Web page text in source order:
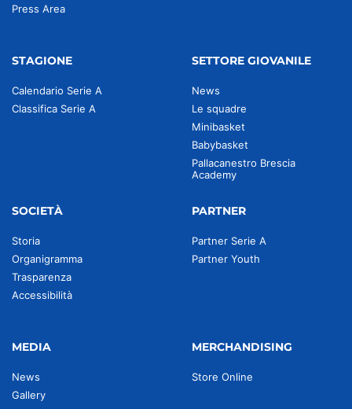
Press Area
STAGIONE
Calendario Serie A
Classifica Serie A
SETTORE GIOVANILE
News
Le squadre
Minibasket
Babybasket
Pallacanestro Brescia
Academy
SOCIETÀ
Storia
Organigramma
Trasparenza
Accessibilità
PARTNER
Partner Serie A
Partner Youth
MEDIA
News
Gallery
MERCHANDISING
Store Online